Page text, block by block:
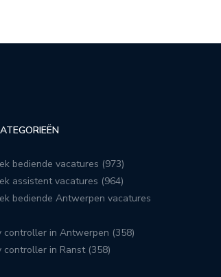
bediende vacatures (973)
assistent vacatures (964)
bediende Antwerpen vacatures
controller in Antwerpen (358)
controller in Ranst (358)